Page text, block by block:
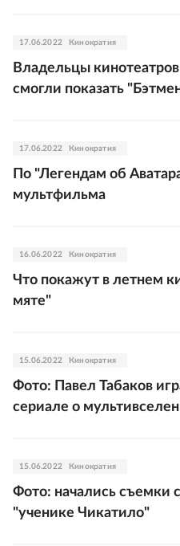
17.06.2022 Кинократия
Владельцы
смогли показать
17.06.2022 Кинократия
По "Легендам об
мультфильма
16.06.2022 Кинократия
Что покажут в летнем
мяте"
15.06.2022 Кинократия
Фото: Павел Табаков
сериале о
15.06.2022 Кинократия
Фото: начались съемки
"ученике Чикатило"